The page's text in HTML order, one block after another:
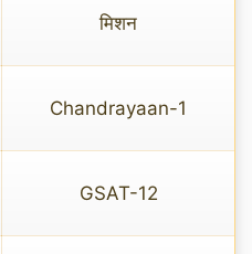
मिशन
Chandrayaan-1
GSAT-12